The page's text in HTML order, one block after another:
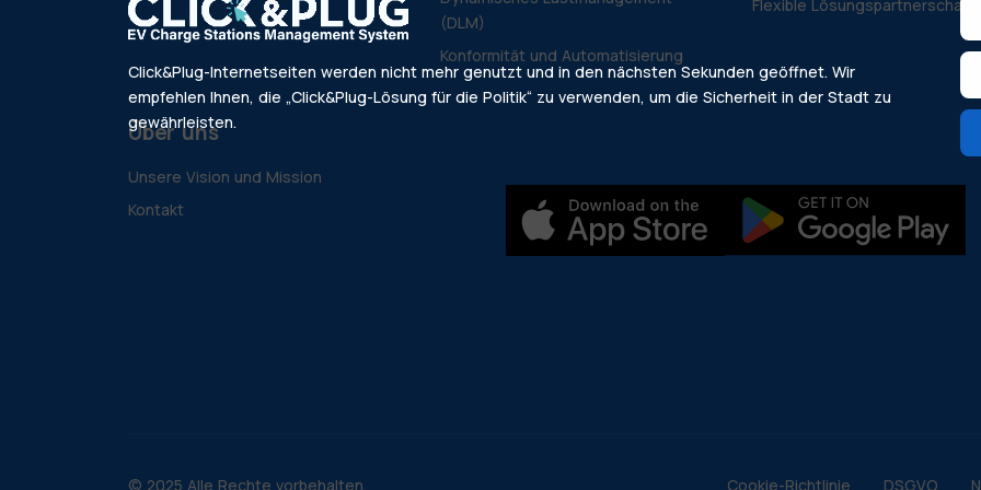
(DLM)
Konformität und Automatisierung
Flexible Lösungspartnerschaft
Über uns
Unsere Vision und Mission
Kontakt
© 2025 Alle Rechte vorbehalten. Cookie-Richtlinie DSGVO
Click&Plug-Internetseiten werden nicht mehr genutzt und in den nächsten Sekunden geöffnet. Wir
empfehlen Ihnen, die „Click&Plug-Lösung für die Politik“ zu verwenden, um die Sicherheit in der Stadt zu
gewährleisten.